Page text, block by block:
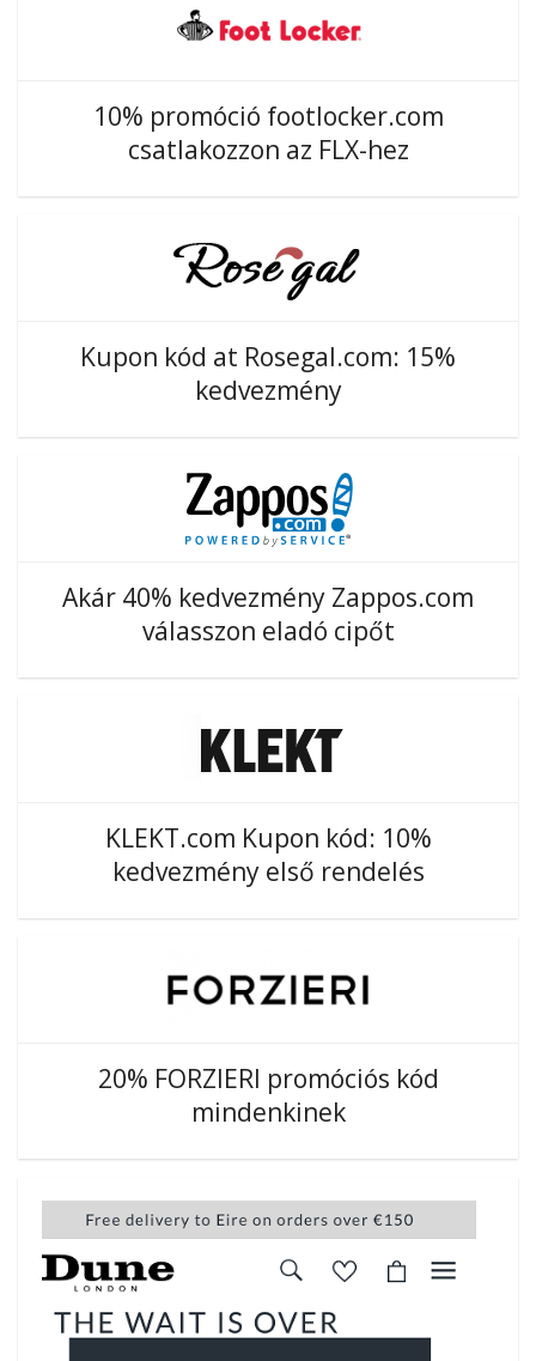
10% promóció footlocker.com
csatlakozzon az FLX-hez
Kupon kód at Rosegal.com: 15%
kedvezmény
Akár 40% kedvezmény Zappos.com
válasszon eladó cipőt
KLEKT.com Kupon kód: 10%
kedvezmény első rendelés
20% FORZIERI promóciós kód
mindenkinek